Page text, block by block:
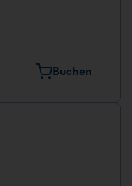
Buchen